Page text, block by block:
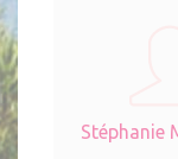
Stéphanie